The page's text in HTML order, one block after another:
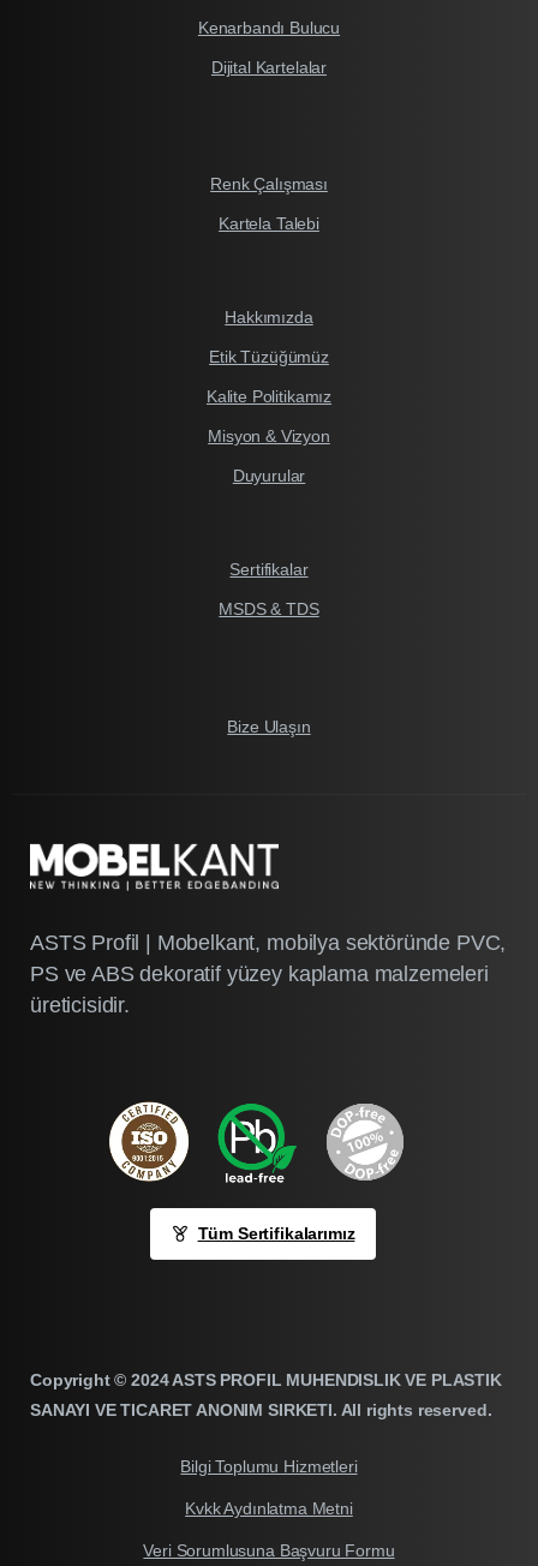
Kenarbandı Bulucu
Dijital Kartelalar
Renk Çalışması
Kartela Talebi
Hakkımızda
Etik Tüzüğümüz
Kalite Politikamız
Misyon & Vizyon
Duyurular
Sertifikalar
MSDS & TDS
Bize Ulaşın
ASTS Profil | Mobelkant, mobilya sektöründe PVC,
PS ve ABS dekoratif yüzey kaplama malzemeleri
üreticisidir.
Tüm Sertifikalarımız
Copyright © 2024 ASTS PROFIL MUHENDISLIK VE PLASTIK
SANAYI VE TICARET ANONIM SIRKETI. All rights reserved.
Bilgi Toplumu Hizmetleri
Kvkk Aydınlatma Metni
Veri Sorumlusuna Başvuru Formu